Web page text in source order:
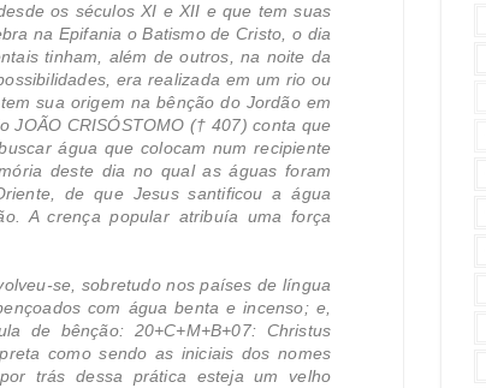
os séculos XI e XII e que tem suas
na Epifania o Batismo de Cristo, o dia
tinham, além de outros, na noite da
era realizada em um rio ou
sua origem na bênção do Jordão em
JOÃO CRISÓSTOMO († 407) conta que
água que colocam num recipiente
deste dia no qual as águas foram
de que Jesus santificou a água
A crença popular atribuía uma força
se, sobretudo nos países de língua
com água benta e incenso; e,
de bênção: 20+C+M+B+07: Christus
como sendo as iniciais dos nomes
trás dessa prática esteja um velho